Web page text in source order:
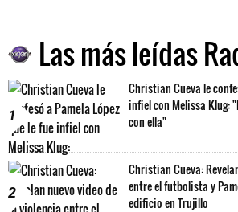
Las más leídas
1
Christian Cueva le
infiel con Melissa Klug:
con ella"
2
Christian Cueva:
entre el futbolista y
edificio en Trujillo